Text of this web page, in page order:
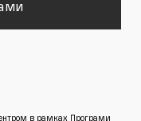
в рамках Програми